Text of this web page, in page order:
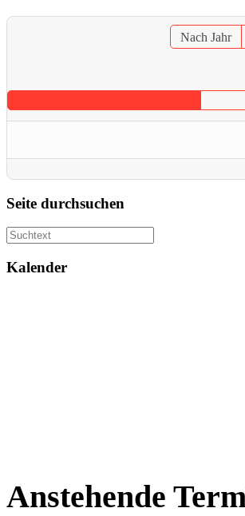
Nach Jahr
Seite durchsuchen
Kalender
Anstehende